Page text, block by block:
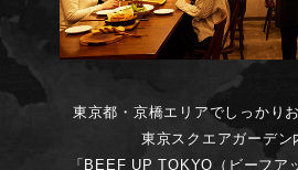
東京都・京橋エリアでしっかり
東京スクエアガーデン
「BEEF UP TOKYO（ビーフア